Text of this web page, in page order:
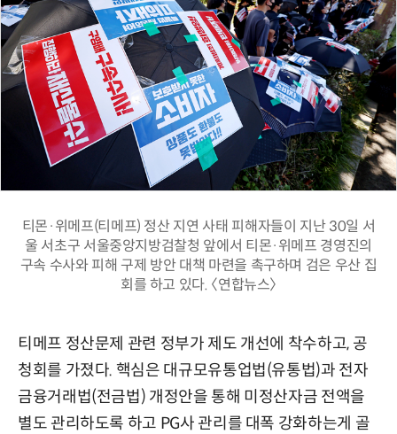
티몬·위메프(티메프) 정산 지연 사태 피해자들이 지난 30일 서
울 서초구 서울중앙지방검찰청 앞에서 티몬·위메프 경영진의
구속 수사와 피해 구제 방안 대책 마련을 촉구하며 검은 우산 집
회를 하고 있다. 〈연합뉴스〉
티메프 정산문제 관련 정부가 제도 개선에 착수하고, 공
청회를 가졌다. 핵심은 대규모유통업법(유통법)과 전자
금융거래법(전금법) 개정안을 통해 미정산자금 전액을
별도 관리하도록 하고 PG사 관리를 대폭 강화하는게 골